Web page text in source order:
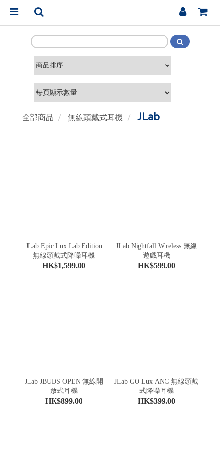
全部商品 無線頭戴式耳機 JLab
JLab Epic Lux Lab Edition
無線頭戴式降噪耳機
HK$1,599.00
JLab Nightfall Wireless 無線
遊戲耳機
HK$599.00
JLab JBUDS OPEN 無線開
放式耳機
HK$899.00
JLab GO Lux ANC 無線頭戴
式降噪耳機
HK$399.00